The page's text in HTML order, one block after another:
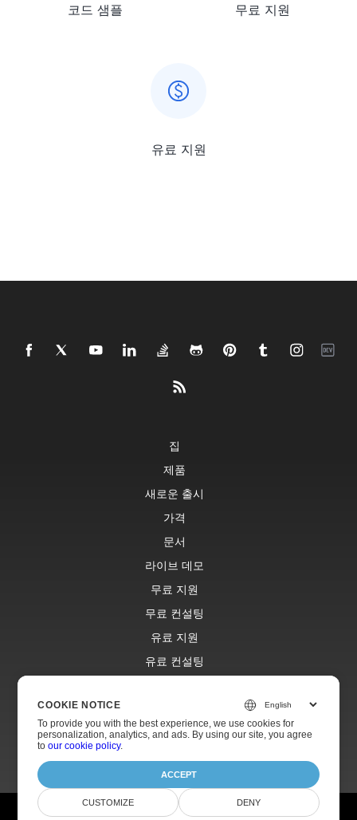
코드 샘플 무료 지원
유료 지원
집
제품
새로운 출시
가격
문서
라이브 데모
무료 지원
무료 컨설팅
유료 지원
유료 컨설팅
에 대한
© Aspose Pty Ltd 2001-2026. 판권 소유.
COOKIE NOTICE
To provide you with the best experience, we use cookies for
personalization, analytics, and ads. By using our site, you agree
toour cookie policy.
ACCEPT
CUSTOMIZE DENY